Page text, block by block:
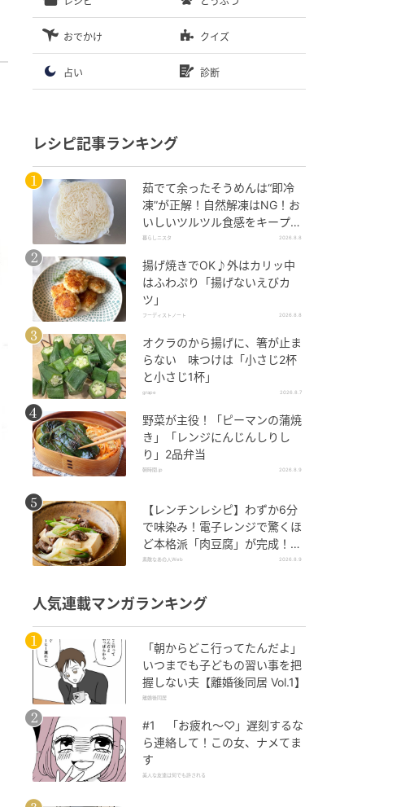
おでかけ クイズ
占い 診断
レシピ記事ランキング
茹でて余ったそうめんは“即冷
凍”が正解！自然解凍はNG！お
いしいツルツル食感をキープす
る解凍方法とは？【やってみ
暮らしニスタ 2026.8.8
揚げ焼きでOK♪外はカリッ中
はふわぷり「揚げないえびカ
ツ」
フーディストノート 2026.8.8
オクラのから揚げに、箸が止ま
らない 味つけは「小さじ2杯
と小さじ1杯」
grape 2026.8.7
野菜が主役！「ピーマンの蒲焼
き」「レンジにんじんしりし
り」2品弁当
朝時間.jp 2026.8.9
【レンチンレシピ】わずか6分
で味染み！電子レンジで驚くほ
ど本格派「肉豆腐」が完成！
【村上祥子先生直伝】
素敵なあの人Web 2026.8.9
人気連載マンガランキング
「朝からどこ行ってたんだよ」
いつまでも子どもの習い事を把
握しない夫【離婚後同居 Vol.1】
離婚後同居
#1 「お疲れ〜♡」遅刻するな
ら連絡して！この女、ナメてま
す
美人な友達は何でも許される